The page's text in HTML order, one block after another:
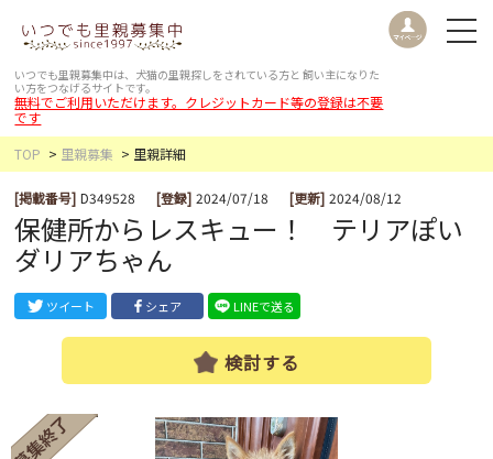
いつでも里親募集中は、犬猫の里親探しをされている方と 飼い主になりた
い方をつなげるサイトです。
無料でご利用いただけます。クレジットカード等の登録は不要
です
TOP
里親募集 里親詳細
[掲載番号] D349528 [登録] 2024/07/18 [更新] 2024/08/12
保健所からレスキュー！ テリアぽい
ダリアちゃん
ツイート シェア LINEで送る
検討する